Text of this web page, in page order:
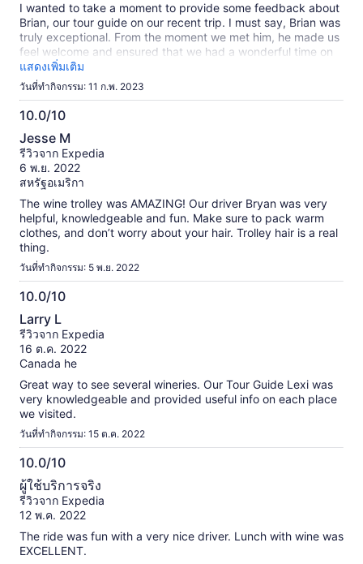
I wanted to take a moment to provide some feedback about
Brian, our tour guide on our recent trip. I must say, Brian was
truly exceptional. From the moment we met him, he made us
feel welcome and ensured that we had a wonderful time on
our tour. Brian was extremely knowledgeable and shared
interesting facts and information about the places we visited.
went above and beyond to make sure we had a memorable
experience. His passion for the history and culture of the
places we visited was contagious and made the tour that
much more enjoyable. In addition to his knowledge and
passion, Brian was also very professional, friendly, and
accommodating. He was always on time, organized, and
made sure that the tour ran smoothly. He made sure that
everyone was comfortable and had their needs met, whether
that was finding a restroom or ensuring that they were
hydrated.
แสดงเพิ่มเติม
วันที่ทำกิจกรรม: 11 ก.พ. 2023
10.0/10
10.0
จาก
10
Jesse M
รีวิวจาก Expedia
6 พ.ย. 2022
สหรัฐอเมริกา
The wine trolley was AMAZING! Our driver Bryan was very
helpful, knowledgeable and fun. Make sure to pack warm
clothes, and don’t worry about your hair. Trolley hair is a real
thing.
วันที่ทำกิจกรรม: 5 พ.ย. 2022
10.0/10
10.0
จาก
10
Larry L
รีวิวจาก Expedia
16 ต.ค. 2022
Canada he
Great way to see several wineries. Our Tour Guide Lexi was
very knowledgeable and provided useful info on each place
we visited.
วันที่ทำกิจกรรม: 15 ต.ค. 2022
10.0/10
10.0
จาก
10
ผู้ใช้บริการจริง
รีวิวจาก Expedia
12 พ.ค. 2022
The ride was fun with a very nice driver. Lunch with wine was
EXCELLENT.